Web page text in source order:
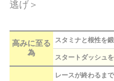
逃げ＞
高みに至る
為
スタミナと根性を
スタートダッシュ
レースが終わるま